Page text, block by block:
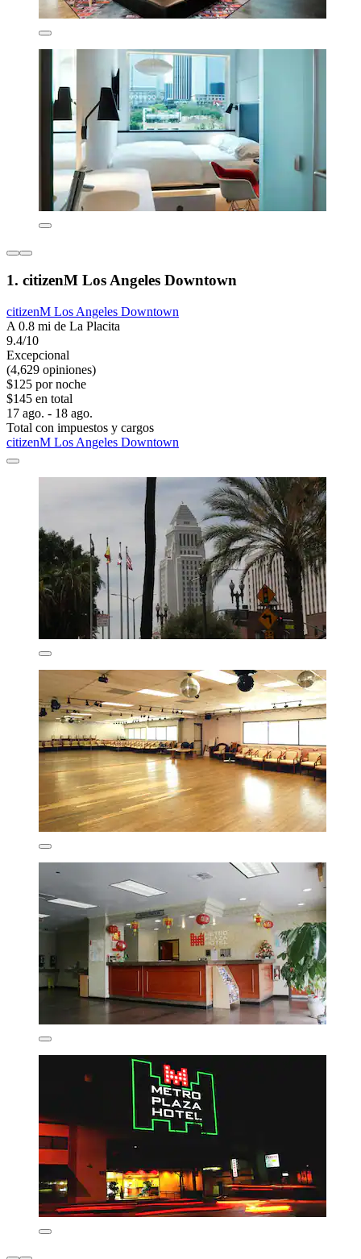
1. citizenM Los Angeles Downtown
citizenM Los Angeles Downtown
A 0.8 mi de La Placita
9.4/10
Excepcional
(4,629 opiniones)
$125 por noche
$145 en total
17 ago. - 18 ago.
Total con impuestos y cargos
citizenM Los Angeles Downtown